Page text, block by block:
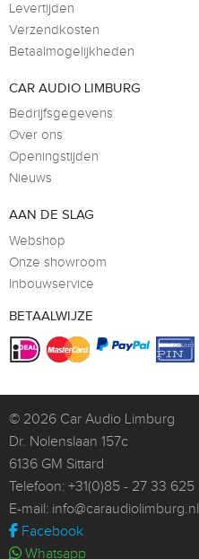
Levertijden
Verzendkosten
Betaalmogelijkheden
CAR AUDIO LIMBURG
Bedrijfsgegevens
Over ons
Openingstijden
Nieuws
AAN DE SLAG
Webshop
Onze showroom
Inbouwservice
BETAALWIJZE
© 2026 Car Audio Limburg
Dr. Nolenslaan 157c
6136 GM Sittard
Telefoon: +31(0)85 - 27 33 625
E-mail: info@caraudiolimburg.nl
Facebook
Whatsapp